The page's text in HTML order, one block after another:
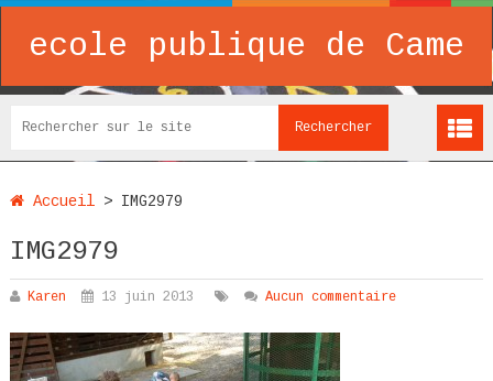
ecole publique de Came
Accueil> IMG2979
IMG2979
Karen 13 juin 2013 Aucun commentaire